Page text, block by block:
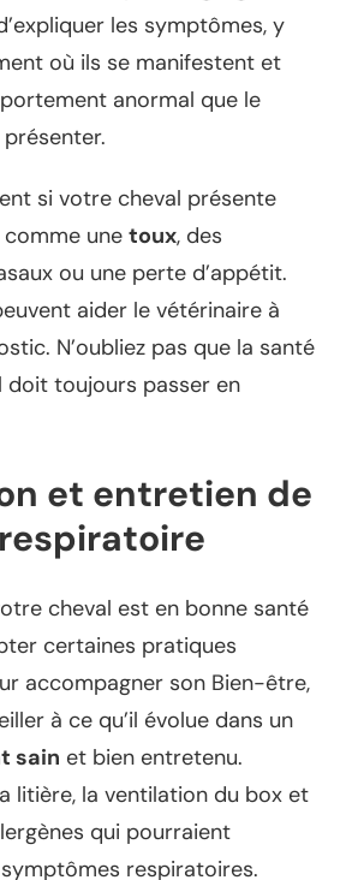
les symptômes, y
où ils se manifestent et
anormal que le
si votre cheval présente
comme une toux, des
ou une perte d’appétit.
aider le vétérinaire à
N’oubliez pas que la santé
doit toujours passer en
et entretien de
cheval est en bonne santé
certaines pratiques
accompagner son Bien-être,
à ce qu’il évolue dans un
sain et bien entretenu.
litière, la ventilation du box et
qui pourraient
respiratoires.